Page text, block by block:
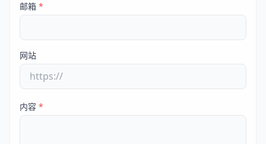
邮箱 *
网站
内容 *